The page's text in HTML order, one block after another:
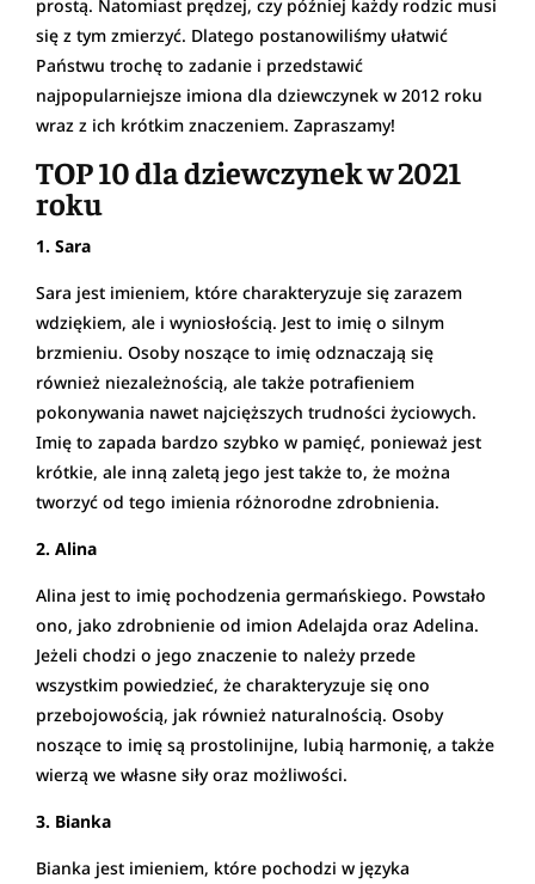
prostą. Natomiast prędzej, czy później każdy rodzic musi
się z tym zmierzyć. Dlatego postanowiliśmy ułatwić
Państwu trochę to zadanie i przedstawić
najpopularniejsze imiona dla dziewczynek w 2012 roku
wraz z ich krótkim znaczeniem. Zapraszamy!
TOP 10 dla dziewczynek w 2021
roku
1. Sara
Sara jest imieniem, które charakteryzuje się zarazem
wdziękiem, ale i wyniosłością. Jest to imię o silnym
brzmieniu. Osoby noszące to imię odznaczają się
również niezależnością, ale także potrafieniem
pokonywania nawet najcięższych trudności życiowych.
Imię to zapada bardzo szybko w pamięć, ponieważ jest
krótkie, ale inną zaletą jego jest także to, że można
tworzyć od tego imienia różnorodne zdrobnienia.
2. Alina
Alina jest to imię pochodzenia germańskiego. Powstało
ono, jako zdrobnienie od imion Adelajda oraz Adelina.
Jeżeli chodzi o jego znaczenie to należy przede
wszystkim powiedzieć, że charakteryzuje się ono
przebojowością, jak również naturalnością. Osoby
noszące to imię są prostolinijne, lubią harmonię, a także
wierzą we własne siły oraz możliwości.
3. Bianka
Bianka jest imieniem, które pochodzi w języka